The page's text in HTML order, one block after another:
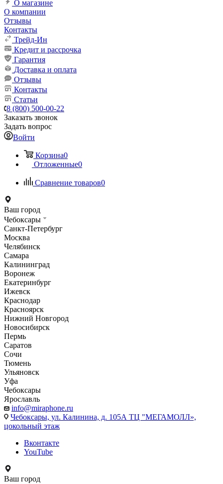
О магазине
О компании
Отзывы
Контакты
Трейд-Ин
Кредит и рассрочка
Гарантия
Доставка и оплата
Отзывы
Контакты
Статьи
8 (800) 500-00-22
Заказать звонок
Задать вопрос
Войти
Корзина0
Отложенные0
Сравнение товаров0
Ваш город
Чебоксары
Санкт-Петербург
Москва
Челябинск
Самара
Калининград
Воронеж
Екатеринбург
Ижевск
Краснодар
Красноярск
Нижний Новгород
Новосибирск
Пермь
Саратов
Сочи
Тюмень
Ульяновск
Уфа
Чебоксары
Ярославль
info@miraphone.ru
Чебоксары, ул. Калинина, д. 105А ТЦ "МЕГАМОЛЛ»,
цокольный этаж
Вконтакте
YouTube
Ваш город